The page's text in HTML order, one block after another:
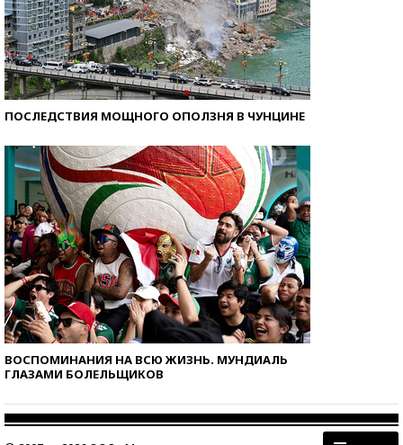
ПОСЛЕДСТВИЯ МОЩНОГО ОПОЛЗНЯ В ЧУНЦИНЕ
ВОСПОМИНАНИЯ НА ВСЮ ЖИЗНЬ. МУНДИАЛЬ
ГЛАЗАМИ БОЛЕЛЬЩИКОВ